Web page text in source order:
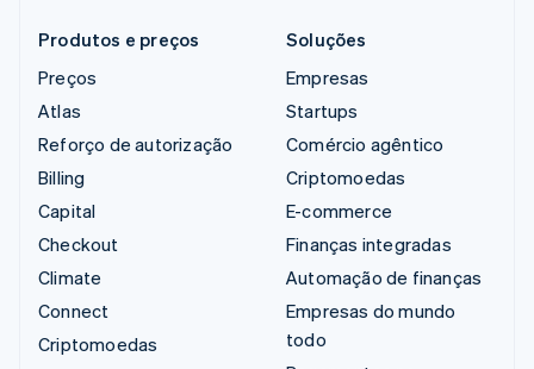
Produtos e preços
Preços
Atlas
Reforço de autorização
Billing
Capital
Checkout
Climate
Connect
Criptomoedas
Soluções
Empresas
Startups
Comércio agêntico
Criptomoedas
E-commerce
Finanças integradas
Automação de finanças
Empresas do mundo
todo